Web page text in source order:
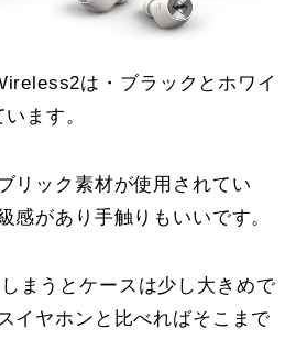
は・ブラックとホワイ
ます。
リック素材が使用されてい
感があり手触りもいいです。
まうとケースは少し大きめで
イヤホンと比べればそこまで